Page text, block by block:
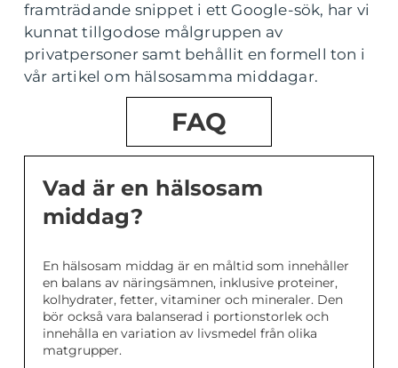
framträdande snippet i ett Google-sök, har vi
kunnat tillgodose målgruppen av
privatpersoner samt behållit en formell ton i
vår artikel om hälsosamma middagar.
FAQ
Vad är en hälsosam
middag?
En hälsosam middag är en måltid som innehåller
en balans av näringsämnen, inklusive proteiner,
kolhydrater, fetter, vitaminer och mineraler. Den
bör också vara balanserad i portionstorlek och
innehålla en variation av livsmedel från olika
matgrupper.